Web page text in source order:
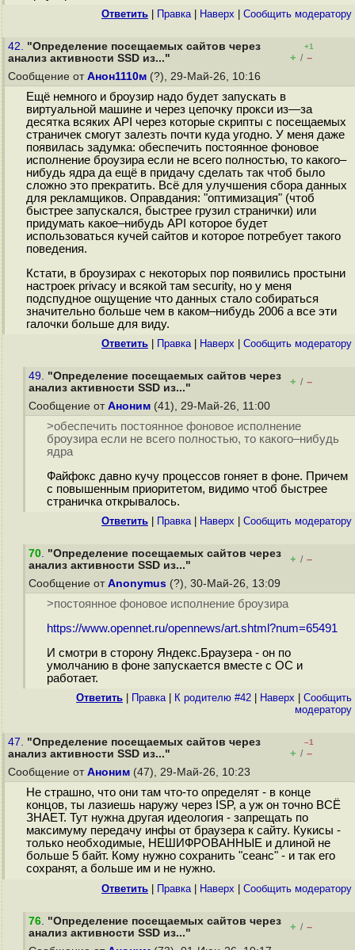
Ответить Правка| Наверх Cообщить модератору
42. "Определение посещаемых сайтов через
анализ активности SSD из..."
+1
+ / –
Сообщение от Анон1110м (?), 29-Май-26, 10:16
Ещё немного и броузир надо будет запускать в
виртуальной машине и через цепочку прокси из—за
десятка всяких API через которые скрипты с посещаемых
страничек смогут залезть почти куда угодно. У меня даже
появилась задумка: обеспечить постоянное фоновое
исполнение броузира если не всего полностью, то какого–
нибудь ядра да ещё в придачу сделать так чтоб было
сложно это прекратить. Всё для улучшения сбора данных
для рекламщиков. Оправдания: "оптимизация" (чтоб
быстрее запускался, быстрее грузил странички) или
придумать какое–нибудь API которое будет
использоваться кучей сайтов и которое потребует такого
поведения.
Кстати, в броузирах с некоторых пор появились простыни
настроек privacy и всякой там security, но у меня
подспудное ощущение что данных стало собираться
значительно больше чем в каком–нибудь 2006 а все эти
галочки больше для виду.
Ответить Правка| Наверх Cообщить модератору
49. "Определение посещаемых сайтов через
анализ активности SSD из..."
+ / –
Сообщение от Аноним (41), 29-Май-26, 11:00
>обеспечить постоянное фоновое исполнение
броузира если не всего полностью, то какого–нибудь
ядра
Файфокс давно кучу процессов гоняет в фоне. Причем
с повышенным приоритетом, видимо чтоб быстрее
страничка открывалось.
Ответить Правка| Наверх Cообщить модератору
70. "Определение посещаемых сайтов через
анализ активности SSD из..."
+ / –
Сообщение от Anonymus (?), 30-Май-26, 13:09
>постоянное фоновое исполнение броузира
https://www.opennet.ru/opennews/art.shtml?num=65491
И смотри в сторону Яндекс.Браузера - он по
умолчанию в фоне запускается вместе с ОС и
работает.
Ответить Правка| К родителю #42 Наверх
Cообщить
модератору
47. "Определение посещаемых сайтов через
анализ активности SSD из..."
–1
+ / –
Сообщение от Аноним (47), 29-Май-26, 10:23
Не страшно, что они там что-то определят - в конце
концов, ты лазиешь наружу через ISP, а уж он точно ВСЁ
ЗНАЕТ. Тут нужна другая идеология - запрещать по
максимуму передачу инфы от браузера к сайту. Кукисы -
только необходимые, НЕШИФРОВАННЫЕ и длиной не
больше 5 байт. Кому нужно сохранить "сеанс" - и так его
сохранят, а больше им и не нужно.
Ответить Правка| Наверх Cообщить модератору
76. "Определение посещаемых сайтов через
анализ активности SSD из..."
+ / –